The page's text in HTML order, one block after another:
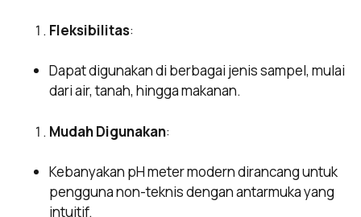
Fleksibilitas:
Dapat digunakan di berbagai jenis sampel, mulai
dari air, tanah, hingga makanan.
Mudah Digunakan:
Kebanyakan pH meter modern dirancang untuk
pengguna non-teknis dengan antarmuka yang
intuitif.